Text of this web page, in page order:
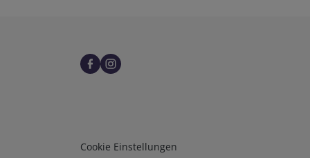
Infos 3
Cookie Einstellungen